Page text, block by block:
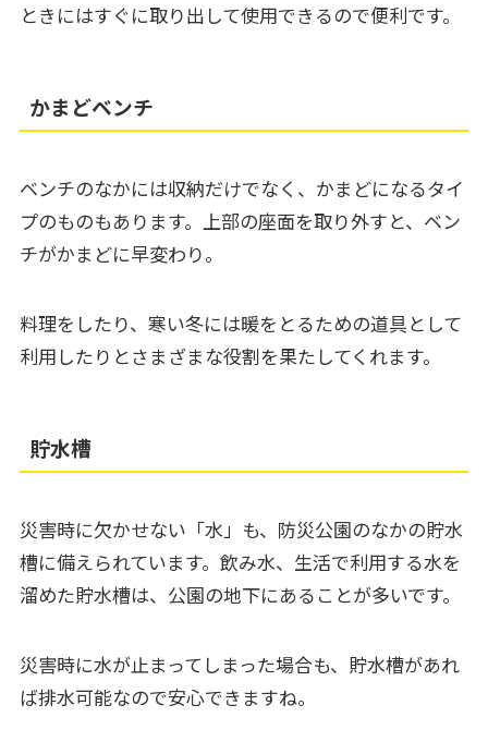
ときにはすぐに取り出して使用できるので便利です。
かまどベンチ
ベンチのなかには収納だけでなく、かまどになるタイ
プのものもあります。上部の座面を取り外すと、ベン
チがかまどに早変わり。
料理をしたり、寒い冬には暖をとるための道具として
利用したりとさまざまな役割を果たしてくれます。
貯水槽
災害時に欠かせない「水」も、防災公園のなかの貯水
槽に備えられています。飲み水、生活で利用する水を
溜めた貯水槽は、公園の地下にあることが多いです。
災害時に水が止まってしまった場合も、貯水槽があれ
ば排水可能なので安心できますね。